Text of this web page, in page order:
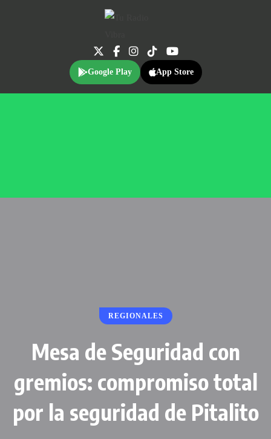
Google Play App Store
REGIONALES
Mesa de Seguridad con
gremios: compromiso total
por la seguridad de Pitalito